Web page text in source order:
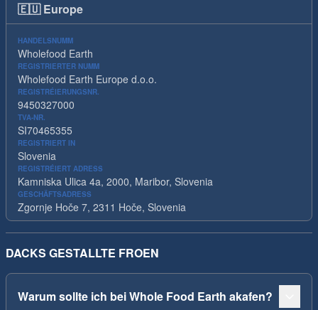
🇪🇺 Europe
HANDELSNUMM
Wholefood Earth
REGISTRIERTER NUMM
Wholefood Earth Europe d.o.o.
REGISTRÉIERUNGSNR.
9450327000
TVA-NR.
SI70465355
REGISTRIERT IN
Slovenia
REGISTRÉIERT ADRESS
Kamniska Ulica 4a, 2000, Maribor, Slovenia
GESCHÄFTSADRESS
Zgornje Hoče 7, 2311 Hoče, Slovenia
DACKS GESTALLTE FROEN
Warum sollte ich bei Whole Food Earth akafen?